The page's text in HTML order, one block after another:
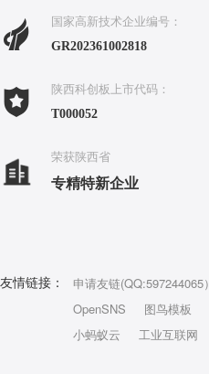
国家高新技术企业编号：
GR202361002818
陕西科创板上市代码：
T000052
荣获陕西省
专精特新企业
友情链接： 申请友链(QQ:597244065）
OpenSNS
图鸟模板
小蚂蚁云
工业互联网